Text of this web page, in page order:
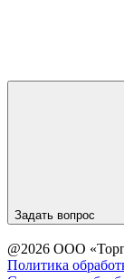
Задать вопрос
@2026 ООО
Политика